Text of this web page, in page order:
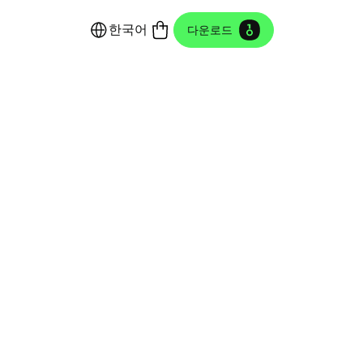
한국어 다운로드